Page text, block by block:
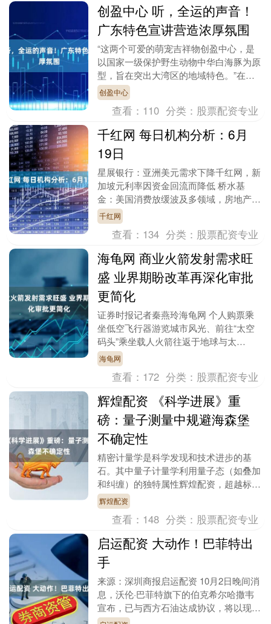
创盈中心 听，全运的声音！
广东特色宣讲营造浓厚氛围
“这两个可爱的萌宠吉祥物创盈中心，是
以国家一级保护野生动物中华白海豚为原
型，旨在突出大湾区的地域特色。”在日
前广东举办的“奋斗的足迹”主题宣讲报告
会上，广州美术....
创盈中心
查看： 110 分类： 股票配资专业
千红网 每日机构分析：6月
19日
星展银行：亚洲美元需求下降千红网，新
加坡元利率因资金回流而降低 桥水基
金：美国消费放缓波及多领域，房地产等
行业面临压力 SEB Research：欧洲央行
计划7....
千红网
查看： 134 分类： 股票配资专业
海龟网 商业火箭发射需求旺
盛 业界期盼改革再深化审批
更简化
证券时报记者秦燕玲海龟网 个人购票乘
坐低空飞行器游览城市风光、前往“太空
码头”乘坐载人火箭往返于地球与太
空……科幻片中的场景正一步步走向现
实。近年来，国家发展改....
海龟网
查看： 172 分类： 股票配资专业
辉煌配资 《科学进展》重
磅：量子测量中规避海森堡
不确定性
精密计量学是科学发现和技术进步的基
石。其中量子计量学利用量子态（如叠加
和纠缠）的独特属性辉煌配资，超越标准
量子极限（SQL）——这是仅使用经典资
源的传感器的精度....
辉煌配资
查看： 148 分类： 股票配资专业
启运配资 大动作！巴菲特出
手
来源：深圳商报启运配资 10月2日晚间消
息，沃伦·巴菲特旗下的伯克希尔哈撒韦
宣布，已与西方石油达成协议，将以现金
97亿美元收购其石化业务OxyChem。 这